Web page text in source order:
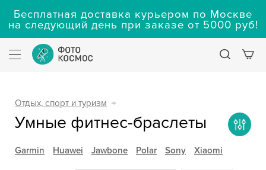
Бесплатная доставка курьером по Москве
на следующий день при заказе от 5000 руб!
Отдых, спорт и туризм →
Умные фитнес-браслеты
Garmin Huawei Jawbone Polar Sony Xiaomi